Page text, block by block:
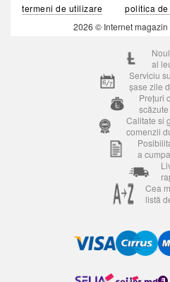
termeni de utilizare
politica
2026 © Internet magazin
al
Serviciu
șase zile
Prețuri
scăzute
Calitate si
comenzii
a
Cea
listă